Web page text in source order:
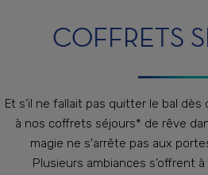
COFFRETS
Et s’il ne fallait pas quitter le bal
à nos coffrets séjours* de rêve
magie ne s'arrête pas aux
Plusieurs ambiances s’offrent